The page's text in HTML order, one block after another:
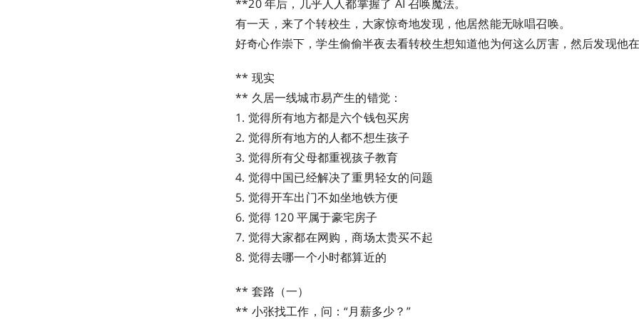
**20 年后，几乎人人都掌握了 AI 召唤魔法。
有一天，来了个转校生，大家惊奇地发现，他居然能无咏唱召唤。
好奇心作崇下，学生偷偷半夜去看转校生想知道他为何这么厉害，然后发现他在
** 现实
** 久居一线城市易产生的错觉：
1. 觉得所有地方都是六个钱包买房
2. 觉得所有地方的人都不想生孩子
3. 觉得所有父母都重视孩子教育
4. 觉得中国已经解决了重男轻女的问题
5. 觉得开车出门不如坐地铁方便
6. 觉得 120 平属于豪宅房子
7. 觉得大家都在网购，商场太贵买不起
8. 觉得去哪一个小时都算近的
** 套路（一）
** 小张找工作，问：“月薪多少？”